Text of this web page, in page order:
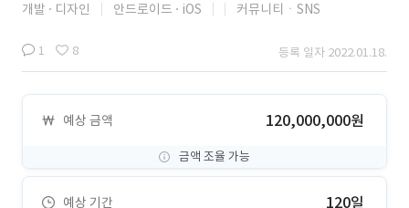
개발 디자인 안드로이드 iOS 커뮤니티ㆍSNS
1 8 등록 일자 2022.01.18.
예상 금액 120,000,000원
금액 조율 가능
예상 기간 120일